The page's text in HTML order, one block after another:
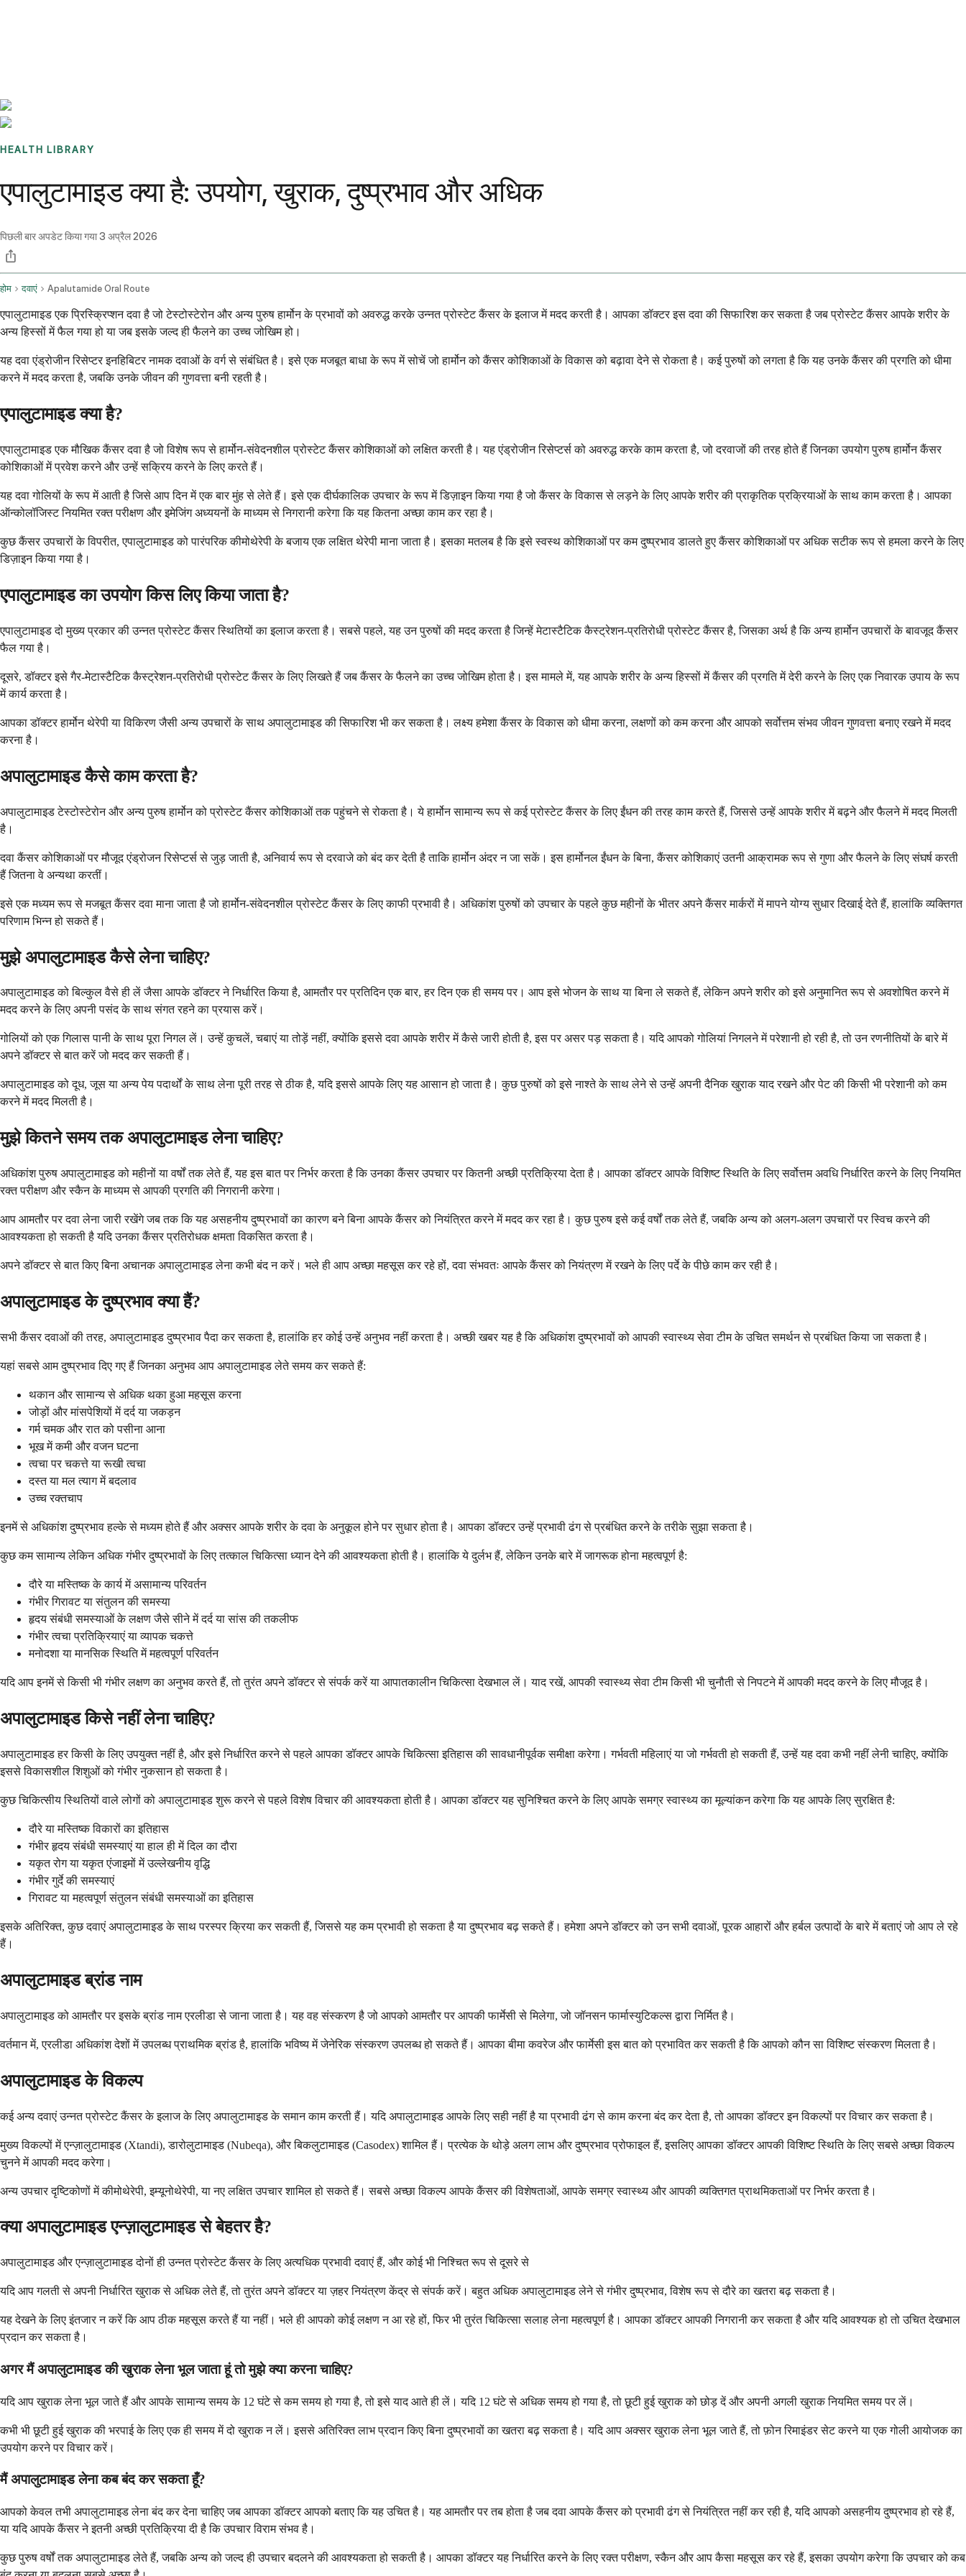
HEALTH LIBRARY
एपालुटामाइड क्या है: उपयोग, खुराक, दुष्प्रभाव और अधिक
पिछली बार अपडेट किया गया3 अप्रैल 2026
होम दवाएं Apalutamide Oral Route
एपालुटामाइड एक प्रिस्क्रिप्शन दवा है जो टेस्टोस्टेरोन और अन्य पुरुष हार्मोन के प्रभावों को अवरुद्ध करके उन्नत प्रोस्टेट कैंसर के इलाज में मदद करती है। आपका डॉक्टर इस दवा की सिफारिश कर सकता है जब प्रोस्टेट कैंसर आपके शरीर के
अन्य हिस्सों में फैल गया हो या जब इसके जल्द ही फैलने का उच्च जोखिम हो।
यह दवा एंड्रोजीन रिसेप्टर इनहिबिटर नामक दवाओं के वर्ग से संबंधित है। इसे एक मजबूत बाधा के रूप में सोचें जो हार्मोन को कैंसर कोशिकाओं के विकास को बढ़ावा देने से रोकता है। कई पुरुषों को लगता है कि यह उनके कैंसर की प्रगति को धीमा
करने में मदद करता है, जबकि उनके जीवन की गुणवत्ता बनी रहती है।
एपालुटामाइड क्या है?
एपालुटामाइड एक मौखिक कैंसर दवा है जो विशेष रूप से हार्मोन-संवेदनशील प्रोस्टेट कैंसर कोशिकाओं को लक्षित करती है। यह एंड्रोजीन रिसेप्टर्स को अवरुद्ध करके काम करता है, जो दरवाजों की तरह होते हैं जिनका उपयोग पुरुष हार्मोन कैंसर
कोशिकाओं में प्रवेश करने और उन्हें सक्रिय करने के लिए करते हैं।
यह दवा गोलियों के रूप में आती है जिसे आप दिन में एक बार मुंह से लेते हैं। इसे एक दीर्घकालिक उपचार के रूप में डिज़ाइन किया गया है जो कैंसर के विकास से लड़ने के लिए आपके शरीर की प्राकृतिक प्रक्रियाओं के साथ काम करता है। आपका
ऑन्कोलॉजिस्ट नियमित रक्त परीक्षण और इमेजिंग अध्ययनों के माध्यम से निगरानी करेगा कि यह कितना अच्छा काम कर रहा है।
कुछ कैंसर उपचारों के विपरीत, एपालुटामाइड को पारंपरिक कीमोथेरेपी के बजाय एक लक्षित थेरेपी माना जाता है। इसका मतलब है कि इसे स्वस्थ कोशिकाओं पर कम दुष्प्रभाव डालते हुए कैंसर कोशिकाओं पर अधिक सटीक रूप से हमला करने के लिए
डिज़ाइन किया गया है।
एपालुटामाइड का उपयोग किस लिए किया जाता है?
एपालुटामाइड दो मुख्य प्रकार की उन्नत प्रोस्टेट कैंसर स्थितियों का इलाज करता है। सबसे पहले, यह उन पुरुषों की मदद करता है जिन्हें मेटास्टैटिक कैस्ट्रेशन-प्रतिरोधी प्रोस्टेट कैंसर है, जिसका अर्थ है कि अन्य हार्मोन उपचारों के बावजूद कैंसर
फैल गया है।
दूसरे, डॉक्टर इसे गैर-मेटास्टैटिक कैस्ट्रेशन-प्रतिरोधी प्रोस्टेट कैंसर के लिए लिखते हैं जब कैंसर के फैलने का उच्च जोखिम होता है। इस मामले में, यह आपके शरीर के अन्य हिस्सों में कैंसर की प्रगति में देरी करने के लिए एक निवारक उपाय के रूप
में कार्य करता है।
आपका डॉक्टर हार्मोन थेरेपी या विकिरण जैसी अन्य उपचारों के साथ अपालुटामाइड की सिफारिश भी कर सकता है। लक्ष्य हमेशा कैंसर के विकास को धीमा करना, लक्षणों को कम करना और आपको सर्वोत्तम संभव जीवन गुणवत्ता बनाए रखने में मदद
करना है।
अपालुटामाइड कैसे काम करता है?
अपालुटामाइड टेस्टोस्टेरोन और अन्य पुरुष हार्मोन को प्रोस्टेट कैंसर कोशिकाओं तक पहुंचने से रोकता है। ये हार्मोन सामान्य रूप से कई प्रोस्टेट कैंसर के लिए ईंधन की तरह काम करते हैं, जिससे उन्हें आपके शरीर में बढ़ने और फैलने में मदद मिलती
है।
दवा कैंसर कोशिकाओं पर मौजूद एंड्रोजन रिसेप्टर्स से जुड़ जाती है, अनिवार्य रूप से दरवाजे को बंद कर देती है ताकि हार्मोन अंदर न जा सकें। इस हार्मोनल ईंधन के बिना, कैंसर कोशिकाएं उतनी आक्रामक रूप से गुणा और फैलने के लिए संघर्ष करती
हैं जितना वे अन्यथा करतीं।
इसे एक मध्यम रूप से मजबूत कैंसर दवा माना जाता है जो हार्मोन-संवेदनशील प्रोस्टेट कैंसर के लिए काफी प्रभावी है। अधिकांश पुरुषों को उपचार के पहले कुछ महीनों के भीतर अपने कैंसर मार्करों में मापने योग्य सुधार दिखाई देते हैं, हालांकि व्यक्तिगत
परिणाम भिन्न हो सकते हैं।
मुझे अपालुटामाइड कैसे लेना चाहिए?
अपालुटामाइड को बिल्कुल वैसे ही लें जैसा आपके डॉक्टर ने निर्धारित किया है, आमतौर पर प्रतिदिन एक बार, हर दिन एक ही समय पर। आप इसे भोजन के साथ या बिना ले सकते हैं, लेकिन अपने शरीर को इसे अनुमानित रूप से अवशोषित करने में
मदद करने के लिए अपनी पसंद के साथ संगत रहने का प्रयास करें।
गोलियों को एक गिलास पानी के साथ पूरा निगल लें। उन्हें कुचलें, चबाएं या तोड़ें नहीं, क्योंकि इससे दवा आपके शरीर में कैसे जारी होती है, इस पर असर पड़ सकता है। यदि आपको गोलियां निगलने में परेशानी हो रही है, तो उन रणनीतियों के बारे में
अपने डॉक्टर से बात करें जो मदद कर सकती हैं।
अपालुटामाइड को दूध, जूस या अन्य पेय पदार्थों के साथ लेना पूरी तरह से ठीक है, यदि इससे आपके लिए यह आसान हो जाता है। कुछ पुरुषों को इसे नाश्ते के साथ लेने से उन्हें अपनी दैनिक खुराक याद रखने और पेट की किसी भी परेशानी को कम
करने में मदद मिलती है।
मुझे कितने समय तक अपालुटामाइड लेना चाहिए?
अधिकांश पुरुष अपालुटामाइड को महीनों या वर्षों तक लेते हैं, यह इस बात पर निर्भर करता है कि उनका कैंसर उपचार पर कितनी अच्छी प्रतिक्रिया देता है। आपका डॉक्टर आपके विशिष्ट स्थिति के लिए सर्वोत्तम अवधि निर्धारित करने के लिए नियमित
रक्त परीक्षण और स्कैन के माध्यम से आपकी प्रगति की निगरानी करेगा।
आप आमतौर पर दवा लेना जारी रखेंगे जब तक कि यह असहनीय दुष्प्रभावों का कारण बने बिना आपके कैंसर को नियंत्रित करने में मदद कर रहा है। कुछ पुरुष इसे कई वर्षों तक लेते हैं, जबकि अन्य को अलग-अलग उपचारों पर स्विच करने की
आवश्यकता हो सकती है यदि उनका कैंसर प्रतिरोधक क्षमता विकसित करता है।
अपने डॉक्टर से बात किए बिना अचानक अपालुटामाइड लेना कभी बंद न करें। भले ही आप अच्छा महसूस कर रहे हों, दवा संभवतः आपके कैंसर को नियंत्रण में रखने के लिए पर्दे के पीछे काम कर रही है।
अपालुटामाइड के दुष्प्रभाव क्या हैं?
सभी कैंसर दवाओं की तरह, अपालुटामाइड दुष्प्रभाव पैदा कर सकता है, हालांकि हर कोई उन्हें अनुभव नहीं करता है। अच्छी खबर यह है कि अधिकांश दुष्प्रभावों को आपकी स्वास्थ्य सेवा टीम के उचित समर्थन से प्रबंधित किया जा सकता है।
यहां सबसे आम दुष्प्रभाव दिए गए हैं जिनका अनुभव आप अपालुटामाइड लेते समय कर सकते हैं:
थकान और सामान्य से अधिक थका हुआ महसूस करना
जोड़ों और मांसपेशियों में दर्द या जकड़न
गर्म चमक और रात को पसीना आना
भूख में कमी और वजन घटना
त्वचा पर चकत्ते या रूखी त्वचा
दस्त या मल त्याग में बदलाव
उच्च रक्तचाप
इनमें से अधिकांश दुष्प्रभाव हल्के से मध्यम होते हैं और अक्सर आपके शरीर के दवा के अनुकूल होने पर सुधार होता है। आपका डॉक्टर उन्हें प्रभावी ढंग से प्रबंधित करने के तरीके सुझा सकता है।
कुछ कम सामान्य लेकिन अधिक गंभीर दुष्प्रभावों के लिए तत्काल चिकित्सा ध्यान देने की आवश्यकता होती है। हालांकि ये दुर्लभ हैं, लेकिन उनके बारे में जागरूक होना महत्वपूर्ण है:
दौरे या मस्तिष्क के कार्य में असामान्य परिवर्तन
गंभीर गिरावट या संतुलन की समस्या
हृदय संबंधी समस्याओं के लक्षण जैसे सीने में दर्द या सांस की तकलीफ
गंभीर त्वचा प्रतिक्रियाएं या व्यापक चकत्ते
मनोदशा या मानसिक स्थिति में महत्वपूर्ण परिवर्तन
यदि आप इनमें से किसी भी गंभीर लक्षण का अनुभव करते हैं, तो तुरंत अपने डॉक्टर से संपर्क करें या आपातकालीन चिकित्सा देखभाल लें। याद रखें, आपकी स्वास्थ्य सेवा टीम किसी भी चुनौती से निपटने में आपकी मदद करने के लिए मौजूद है।
अपालुटामाइड किसे नहीं लेना चाहिए?
अपालुटामाइड हर किसी के लिए उपयुक्त नहीं है, और इसे निर्धारित करने से पहले आपका डॉक्टर आपके चिकित्सा इतिहास की सावधानीपूर्वक समीक्षा करेगा। गर्भवती महिलाएं या जो गर्भवती हो सकती हैं, उन्हें यह दवा कभी नहीं लेनी चाहिए, क्योंकि
इससे विकासशील शिशुओं को गंभीर नुकसान हो सकता है।
कुछ चिकित्सीय स्थितियों वाले लोगों को अपालुटामाइड शुरू करने से पहले विशेष विचार की आवश्यकता होती है। आपका डॉक्टर यह सुनिश्चित करने के लिए आपके समग्र स्वास्थ्य का मूल्यांकन करेगा कि यह आपके लिए सुरक्षित है:
दौरे या मस्तिष्क विकारों का इतिहास
गंभीर हृदय संबंधी समस्याएं या हाल ही में दिल का दौरा
यकृत रोग या यकृत एंजाइमों में उल्लेखनीय वृद्धि
गंभीर गुर्दे की समस्याएं
गिरावट या महत्वपूर्ण संतुलन संबंधी समस्याओं का इतिहास
इसके अतिरिक्त, कुछ दवाएं अपालुटामाइड के साथ परस्पर क्रिया कर सकती हैं, जिससे यह कम प्रभावी हो सकता है या दुष्प्रभाव बढ़ सकते हैं। हमेशा अपने डॉक्टर को उन सभी दवाओं, पूरक आहारों और हर्बल उत्पादों के बारे में बताएं जो आप ले रहे
हैं।
अपालुटामाइड ब्रांड नाम
अपालुटामाइड को आमतौर पर इसके ब्रांड नाम एरलीडा से जाना जाता है। यह वह संस्करण है जो आपको आमतौर पर आपकी फार्मेसी से मिलेगा, जो जॉनसन फार्मास्युटिकल्स द्वारा निर्मित है।
वर्तमान में, एरलीडा अधिकांश देशों में उपलब्ध प्राथमिक ब्रांड है, हालांकि भविष्य में जेनेरिक संस्करण उपलब्ध हो सकते हैं। आपका बीमा कवरेज और फार्मेसी इस बात को प्रभावित कर सकती है कि आपको कौन सा विशिष्ट संस्करण मिलता है।
अपालुटामाइड के विकल्प
कई अन्य दवाएं उन्नत प्रोस्टेट कैंसर के इलाज के लिए अपालुटामाइड के समान काम करती हैं। यदि अपालुटामाइड आपके लिए सही नहीं है या प्रभावी ढंग से काम करना बंद कर देता है, तो आपका डॉक्टर इन विकल्पों पर विचार कर सकता है।
मुख्य विकल्पों में एन्ज़ालुटामाइड (Xtandi), डारोलुटामाइड (Nubeqa), और बिकलुटामाइड (Casodex) शामिल हैं। प्रत्येक के थोड़े अलग लाभ और दुष्प्रभाव प्रोफाइल हैं, इसलिए आपका डॉक्टर आपकी विशिष्ट स्थिति के लिए सबसे अच्छा विकल्प
चुनने में आपकी मदद करेगा।
अन्य उपचार दृष्टिकोणों में कीमोथेरेपी, इम्यूनोथेरेपी, या नए लक्षित उपचार शामिल हो सकते हैं। सबसे अच्छा विकल्प आपके कैंसर की विशेषताओं, आपके समग्र स्वास्थ्य और आपकी व्यक्तिगत प्राथमिकताओं पर निर्भर करता है।
क्या अपालुटामाइड एन्ज़ालुटामाइड से बेहतर है?
अपालुटामाइड और एन्ज़ालुटामाइड दोनों ही उन्नत प्रोस्टेट कैंसर के लिए अत्यधिक प्रभावी दवाएं हैं, और कोई भी निश्चित रूप से दूसरे से
यदि आप गलती से अपनी निर्धारित खुराक से अधिक लेते हैं, तो तुरंत अपने डॉक्टर या ज़हर नियंत्रण केंद्र से संपर्क करें। बहुत अधिक अपालुटामाइड लेने से गंभीर दुष्प्रभाव, विशेष रूप से दौरे का खतरा बढ़ सकता है।
यह देखने के लिए इंतजार न करें कि आप ठीक महसूस करते हैं या नहीं। भले ही आपको कोई लक्षण न आ रहे हों, फिर भी तुरंत चिकित्सा सलाह लेना महत्वपूर्ण है। आपका डॉक्टर आपकी निगरानी कर सकता है और यदि आवश्यक हो तो उचित देखभाल
प्रदान कर सकता है।
अगर मैं अपालुटामाइड की खुराक लेना भूल जाता हूं तो मुझे क्या करना चाहिए?
यदि आप खुराक लेना भूल जाते हैं और आपके सामान्य समय के 12 घंटे से कम समय हो गया है, तो इसे याद आते ही लें। यदि 12 घंटे से अधिक समय हो गया है, तो छूटी हुई खुराक को छोड़ दें और अपनी अगली खुराक नियमित समय पर लें।
कभी भी छूटी हुई खुराक की भरपाई के लिए एक ही समय में दो खुराक न लें। इससे अतिरिक्त लाभ प्रदान किए बिना दुष्प्रभावों का खतरा बढ़ सकता है। यदि आप अक्सर खुराक लेना भूल जाते हैं, तो फ़ोन रिमाइंडर सेट करने या एक गोली आयोजक का
उपयोग करने पर विचार करें।
मैं अपालुटामाइड लेना कब बंद कर सकता हूँ?
आपको केवल तभी अपालुटामाइड लेना बंद कर देना चाहिए जब आपका डॉक्टर आपको बताए कि यह उचित है। यह आमतौर पर तब होता है जब दवा आपके कैंसर को प्रभावी ढंग से नियंत्रित नहीं कर रही है, यदि आपको असहनीय दुष्प्रभाव हो रहे हैं,
या यदि आपके कैंसर ने इतनी अच्छी प्रतिक्रिया दी है कि उपचार विराम संभव है।
कुछ पुरुष वर्षों तक अपालुटामाइड लेते हैं, जबकि अन्य को जल्द ही उपचार बदलने की आवश्यकता हो सकती है। आपका डॉक्टर यह निर्धारित करने के लिए रक्त परीक्षण, स्कैन और आप कैसा महसूस कर रहे हैं, इसका उपयोग करेगा कि उपचार को कब